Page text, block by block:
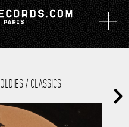
OLDIES / CLASSICS